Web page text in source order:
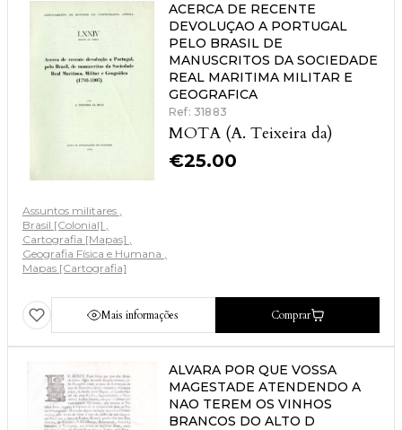
ACERCA DE RECENTE
DEVOLUÇAO A PORTUGAL
PELO BRASIL DE
MANUSCRITOS DA SOCIEDADE
REAL MARITIMA MILITAR E
GEOGRAFICA
Ref: 31883
MOTA (A. Teixeira da)
€25.00
Assuntos militares
Brasil [Colonial]
Cartografia [Mapas]
Geografia Física e Humana
Mapas [Cartografia]
Mais informações Comprar
ALVARA POR QUE VOSSA
MAGESTADE ATENDENDO A
NAO TEREM OS VINHOS
BRANCOS DO ALTO D